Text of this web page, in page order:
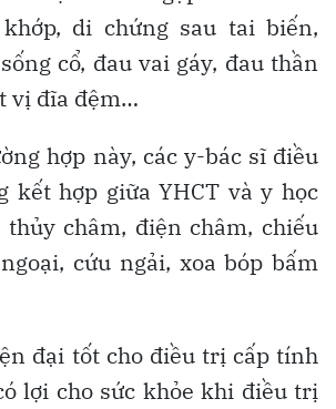
di chứng sau tai biến,
cổ, đau vai gáy, đau thần
vị đĩa đệm…
hợp này, các y-bác sĩ điều
kết hợp giữa YHCT và y học
châm, điện châm, chiếu
cứu ngải, xoa bóp bấm
đại tốt cho điều trị cấp tính
lợi cho sức khỏe khi điều trị